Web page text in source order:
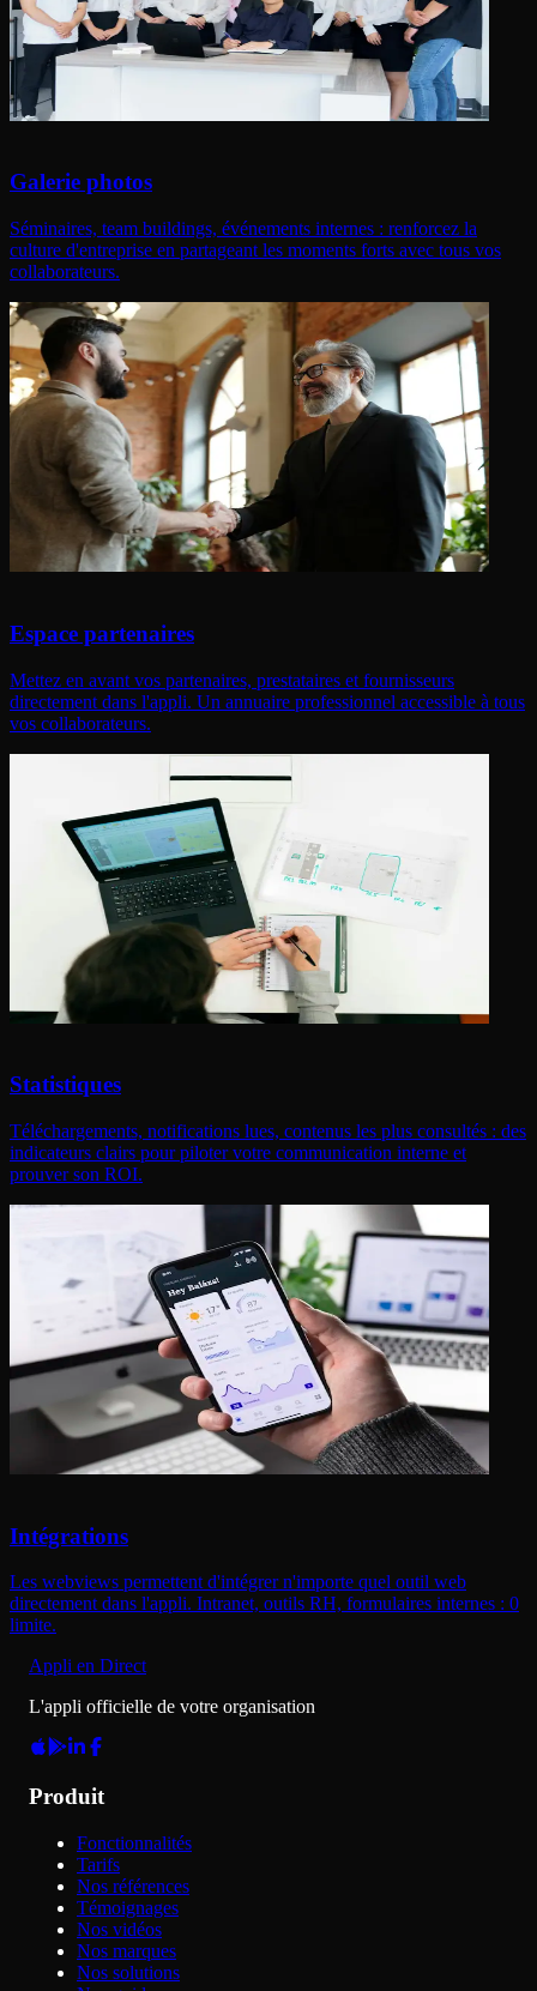
Galerie photos
Séminaires, team buildings, événements internes : renforcez la
culture d'entreprise en partageant les moments forts avec tous vos
collaborateurs.
Espace partenaires
Mettez en avant vos partenaires, prestataires et fournisseurs
directement dans l'appli. Un annuaire professionnel accessible à tous
vos collaborateurs.
Statistiques
Téléchargements, notifications lues, contenus les plus consultés : des
indicateurs clairs pour piloter votre communication interne et
prouver son ROI.
Intégrations
Les webviews permettent d'intégrer n'importe quel outil web
directement dans l'appli. Intranet, outils RH, formulaires internes : 0
limite.
Appli en Direct
L'appli officielle de votre organisation
Produit
Fonctionnalités
Tarifs
Nos références
Témoignages
Nos vidéos
Nos marques
Nos solutions